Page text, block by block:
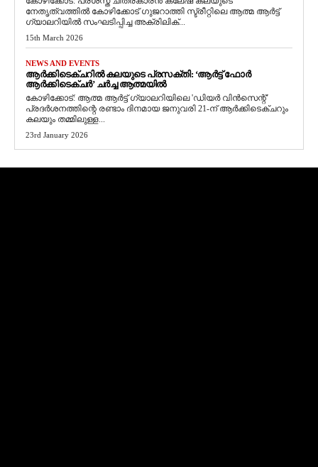
നേതൃത്വത്തിൽ കോഴിക്കോട് ഗുജറാത്തി സ്ട്രീറ്റിലെ ആത്മ ആർട്ട്
ഗ്യാലറിയിൽ സംഘടിപ്പിച്ച അക്രിലിക്...
15th March 2026
NEWS AND EVENTS
ആർക്കിടെക്ചറിൽ കലയുടെ പ്രസക്തി: ‘ആർട്ട് ഫോർ
ആർക്കിടെക്ചർ’ ചർച്ച ആത്മയിൽ
​കോഴിക്കോട്: ആത്മ ആർട്ട് ഗ്യാലറിയിലെ 'ഡിയർ വിൻസെന്റ്'
പ്രദർശനത്തിന്റെ രണ്ടാം ദിനമായ ജനുവരി 21-ന് ആർക്കിടെക്ചറും
കലയും തമ്മിലുള്ള...
23rd January 2026